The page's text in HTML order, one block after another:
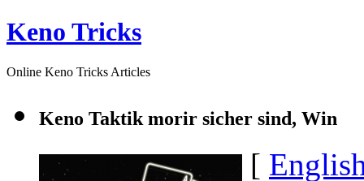
Keno Tricks
Online Keno Tricks Articles
Keno Taktik morir sicher sind, Win
[